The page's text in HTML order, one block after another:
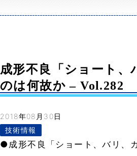
成形不良「ショート
のは何故か – Vol.282
2018年08月30日
技術情報
●成形不良「ショート、バリ、